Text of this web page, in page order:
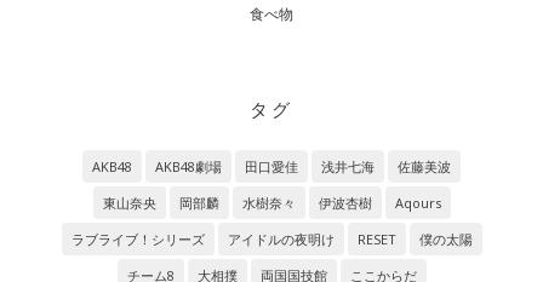
食べ物
タグ
AKB48 AKB48劇場 田口愛佳 浅井七海
佐藤美波
東山奈央
岡部麟 水樹奈々 伊波杏樹
Aqours
ラブライブ！シリーズ
アイドルの夜明け RESET
僕の太陽
チーム8
大相撲 両国国技館
ここからだ